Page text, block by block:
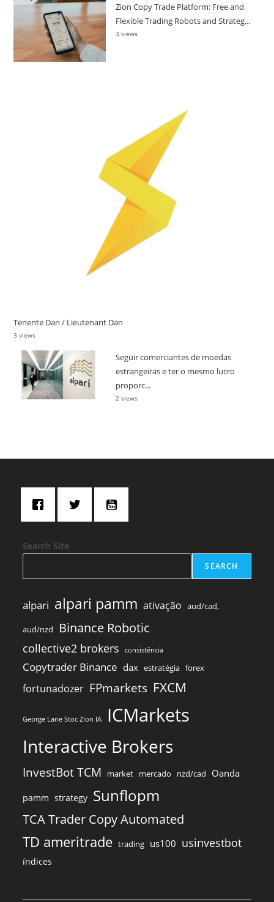
Zion Copy Trade Platform: Free and
Flexible Trading Robots and Strateg...
3 views
Tenente Dan / Lieutenant Dan
3 views
Seguir comerciantes de moedas
estrangeiras e ter o mesmo lucro
proporc...
2 views
Search Site
SEARCH
alpari alpari pamm ativação aud/cad,
aud/nzd Binance Robotic
collective2 brokers consistência
Copytrader Binance dax estratégia forex
fortunadozer FPmarkets FXCM
George Lane Stoc Zion IA ICMarkets
Interactive Brokers
InvestBot TCM market mercado nzd/cad Oanda
pamm strategy Sunflopm
TCA Trader Copy Automated
TD ameritrade trading us100 usinvestbot
índices